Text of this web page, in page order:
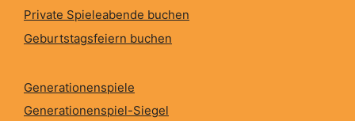
Private Spieleabende buchen
Geburtstagsfeiern buchen
Generationenspiele
Generationenspiel-Siegel